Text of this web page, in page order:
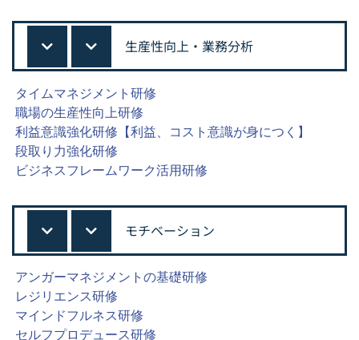
生産性向上・業務分析
タイムマネジメント研修
職場の生産性向上研修
利益意識強化研修【利益、コスト意識が身につく】
段取り力強化研修
ビジネスフレームワーク活用研修
モチベーション
アンガーマネジメントの基礎研修
レジリエンス研修
マインドフルネス研修
セルフプロデュース研修